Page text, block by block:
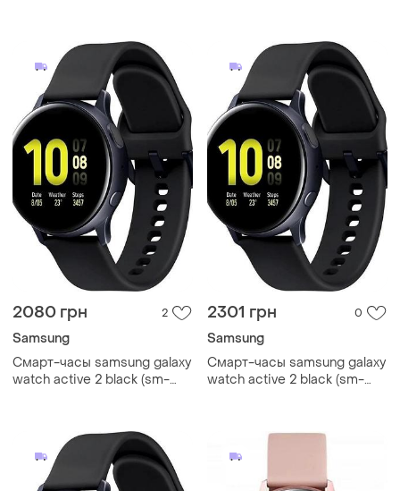
2080 грн 2
Samsung
Смарт-часы samsung galaxy
watch active 2 black (sm-
2301 грн 0
Samsung
Смарт-часы samsung galaxy
watch active 2 black (sm-